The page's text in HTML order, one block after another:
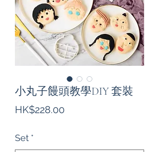
小丸子饅頭教學DIY 套裝
HK$228.00
Set *